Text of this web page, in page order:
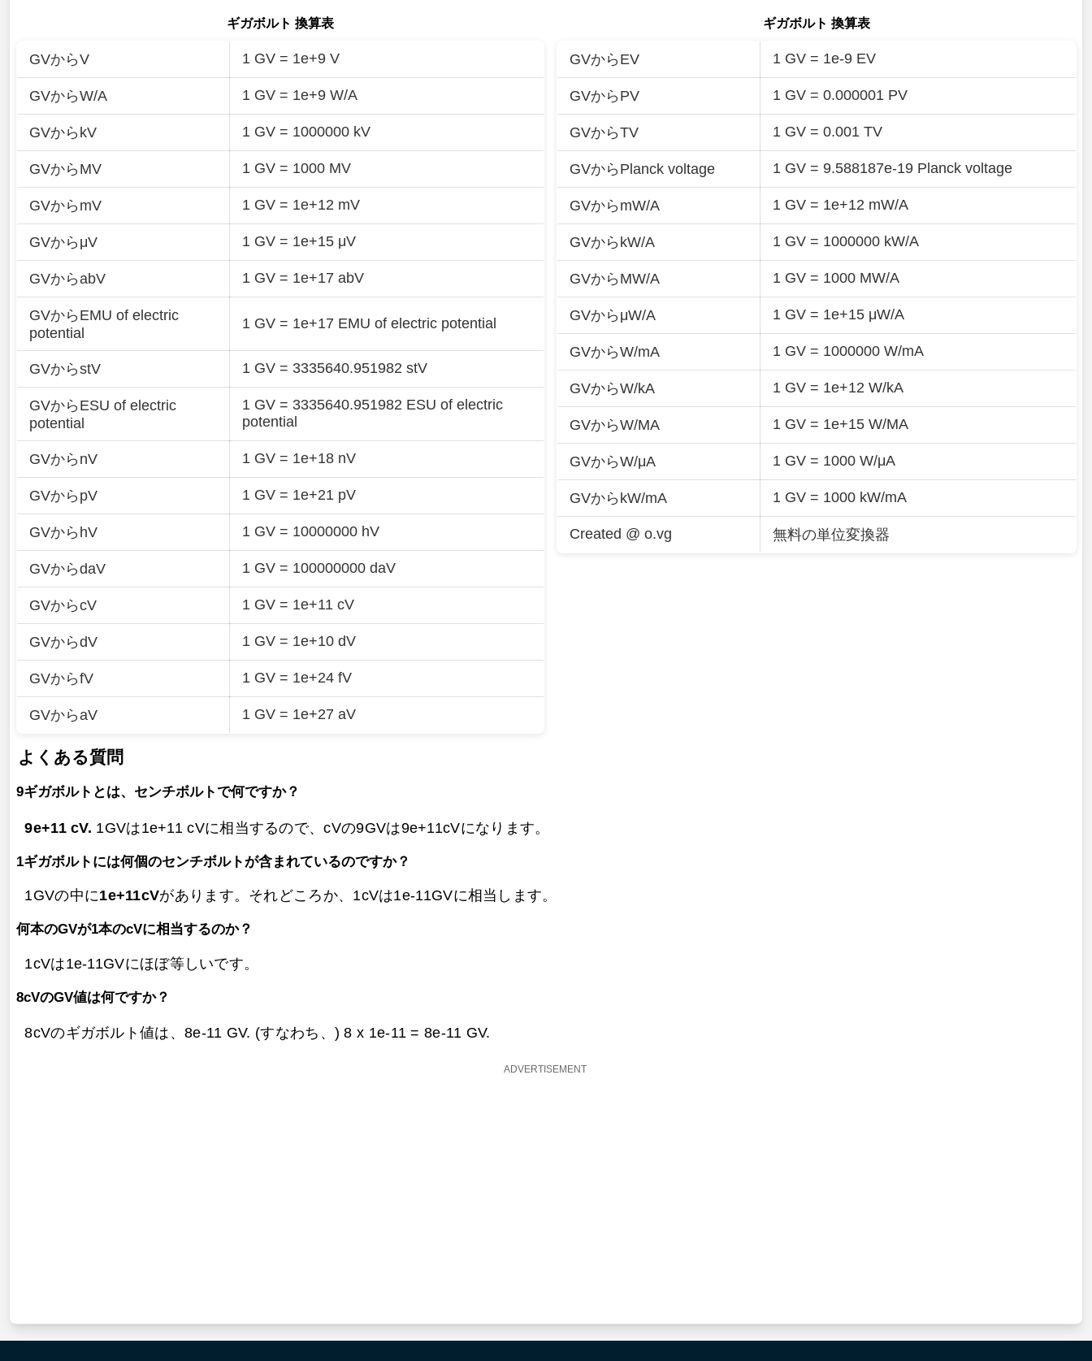
ギガボルト 換算表
GVからV 1 GV = 1e+9 V
GVからW/A 1 GV = 1e+9 W/A
GVからkV 1 GV = 1000000 kV
GVからMV 1 GV = 1000 MV
GVからmV 1 GV = 1e+12 mV
GVからμV 1 GV = 1e+15 μV
GVからabV 1 GV = 1e+17 abV
GVからEMU of electric
potential
1 GV = 1e+17 EMU of electric potential
GVからstV 1 GV = 3335640.951982 stV
GVからESU of electric
potential
1 GV = 3335640.951982 ESU of electric
potential
GVからnV 1 GV = 1e+18 nV
GVからpV 1 GV = 1e+21 pV
GVからhV 1 GV = 10000000 hV
GVからdaV 1 GV = 100000000 daV
GVからcV 1 GV = 1e+11 cV
GVからdV 1 GV = 1e+10 dV
GVからfV 1 GV = 1e+24 fV
GVからaV 1 GV = 1e+27 aV
ギガボルト 換算表
GVからEV 1 GV = 1e-9 EV
GVからPV 1 GV = 0.000001 PV
GVからTV 1 GV = 0.001 TV
GVからPlanck voltage 1 GV = 9.588187e-19 Planck voltage
GVからmW/A 1 GV = 1e+12 mW/A
GVからkW/A 1 GV = 1000000 kW/A
GVからMW/A 1 GV = 1000 MW/A
GVからμW/A 1 GV = 1e+15 μW/A
GVからW/mA 1 GV = 1000000 W/mA
GVからW/kA 1 GV = 1e+12 W/kA
GVからW/MA 1 GV = 1e+15 W/MA
GVからW/μA 1 GV = 1000 W/μA
GVからkW/mA 1 GV = 1000 kW/mA
Created @ o.vg 無料の単位変換器
よくある質問
9ギガボルトとは、センチボルトで何ですか？
9e+11 cV. 1GVは1e+11 cVに相当するので、cVの9GVは9e+11cVになります。
1ギガボルトには何個のセンチボルトが含まれているのですか？
1GVの中に1e+11cVがあります。それどころか、1cVは1e-11GVに相当します。
何本のGVが1本のcVに相当するのか？
1cVは1e-11GVにほぼ等しいです。
8cVのGV値は何ですか？
8cVのギガボルト値は、 8e-11 GV. (すなわち、) 8 x 1e-11 =8e-11 GV.